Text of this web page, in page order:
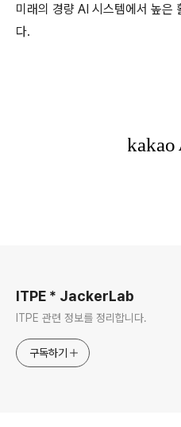
미래의 경량 AI 시스템에서 높은
다.
ITPE * JackerLab
ITPE 관련 정보를 정리합니다.
구독하기